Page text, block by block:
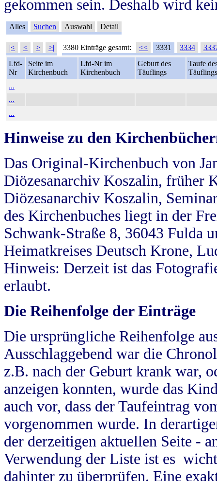
gekommen sein. Deshalb wird
Alles Suchen Auswahl Detail
|< < > >| 3380 Einträge gesamt: << 3331 3334
Lfd-
Nr
Seite im
Kirchenbuch
Lfd-Nr im
Kirchenbuch
Geburt des
Täuflings
Taufe
Täuflings
...
...
...
Hinweise zu den
Das Original-Kirchenbuch von
Diözesanarchiv Koszalin, früher
Diözesanarchiv Koszalin,
des Kirchenbuches liegt in der
Schwank-Straße 8, 36043 Fulda
Heimatkreises Deutsch Krone,
Hinweis: Derzeit ist das
erlaubt.
Die Reihenfolge der Einträge
Die ursprüngliche Reihenfolge
Ausschlaggebend war die
z.B. nach der Geburt krank war,
anzeigen konnten, wurde das
auch vor, dass der Taufeintrag
vorgenommen wurde. In
der derzeitigen aktuellen Seite -
Verwendung der Liste ist es
dahinter zu überprüfen. Eine